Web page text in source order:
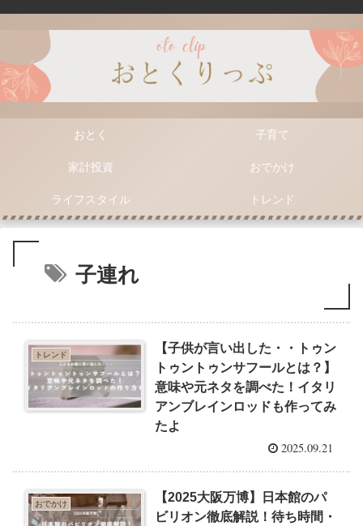
おとく 子育て
家計投資 おでかけ
ライフスタイル トレンド
子連れ
トレンド
【子供が言い出した・・トゥン
トゥントゥンサフールとは？】
意味や元ネタを調べた！イタリ
アンブレインロッドも作ってみ
たよ
2025.09.21
おでかけ
【2025大阪万博】日本館のパ
ビリオン徹底解説！待ち時間・